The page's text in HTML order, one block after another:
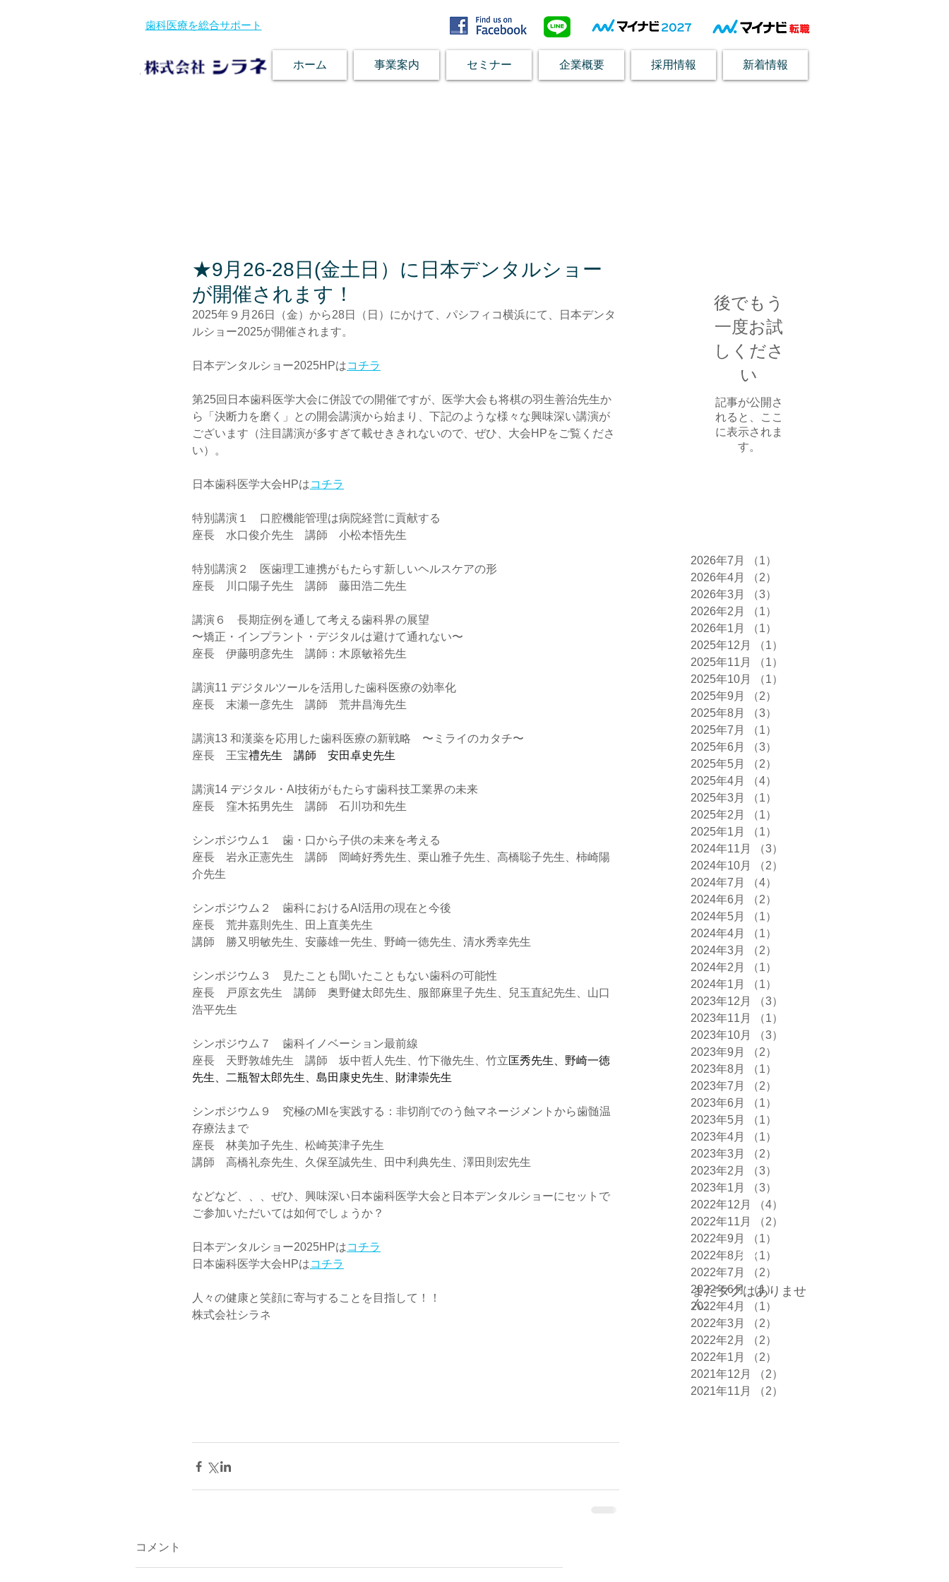
歯科医療を総合サポート
ホーム 事業案内 セミナー 企業概要 採用情報 新着情報
★9月26-28日(金土日）に日本デンタルショー
が開催されます！
2025年９月26日（金）から28日（日）にかけて、パシフィコ横浜にて、日本デンタ
ルショー2025が開催されます。
日本デンタルショー2025HPはコチラ
第25回日本歯科医学大会に併設での開催ですが、医学大会も将棋の羽生善治先生か
ら「決断力を磨く」との開会講演から始まり、下記のような様々な興味深い講演が
ございます（注目講演が多すぎて載せききれないので、ぜひ、大会HPをご覧くださ
い）。
日本歯科医学大会HPはコチラ
特別講演１　口腔機能管理は病院経営に貢献する
座長　水口俊介先生　講師　小松本悟先生
特別講演２　医歯理工連携がもたらす新しいヘルスケアの形
座長　川口陽子先生　講師　藤田浩二先生
講演６　長期症例を通して考える歯科界の展望
〜矯正・インプラント・デジタルは避けて通れない〜
座長　伊藤明彦先生　講師：木原敏裕先生
講演11 デジタルツールを活用した歯科医療の効率化
座長　末瀬一彦先生　講師　荒井昌海先生
講演13 和漢薬を応用した歯科医療の新戦略　〜ミライのカタチ〜
座長　王宝禮先生　講師　安田卓史先生
講演14 デジタル・AI技術がもたらす歯科技工業界の未来
座長　窪木拓男先生　講師　石川功和先生
シンポジウム１　歯・口から子供の未来を考える
座長　岩永正憲先生　講師　岡崎好秀先生、栗山雅子先生、高橋聡子先生、柿崎陽
介先生
シンポジウム２　歯科におけるAI活用の現在と今後
座長　荒井嘉則先生、田上直美先生
講師　勝又明敏先生、安藤雄一先生、野崎一徳先生、清水秀幸先生
シンポジウム３　見たことも聞いたこともない歯科の可能性
座長　戸原玄先生　講師　奥野健太郎先生、服部麻里子先生、兒玉直紀先生、山口
浩平先生
シンポジウム７　歯科イノベーション最前線
座長　天野敦雄先生　講師　坂中哲人先生、竹下徹先生、竹立匡秀先生、野崎一徳
先生、二瓶智太郎先生、島田康史先生、財津崇先生
シンポジウム９　究極のMIを実践する：非切削でのう蝕マネージメントから歯髄温
存療法まで
座長　林美加子先生、松崎英津子先生
講師　高橋礼奈先生、久保至誠先生、田中利典先生、澤田則宏先生
などなど、、、ぜひ、興味深い日本歯科医学大会と日本デンタルショーにセットで
ご参加いただいては如何でしょうか？
日本デンタルショー2025HPはコチラ
日本歯科医学大会HPはコチラ
人々の健康と笑顔に寄与することを目指して！！
株式会社シラネ
コメント
後でもう
一度お試
しくださ
い
記事が公開さ
れると、ここ
に表示されま
す。
2026年7月 （1）
2026年4月
（2）
2026年3月
（3）
2026年2月
（1）
2026年1月
（1）
2025年12月
（1）
2025年11月
（1）
2025年10月
（1）
2025年9月
（2）
2025年8月
（3）
2025年7月
（1）
2025年6月
（3）
2025年5月
（2）
2025年4月
（4）
2025年3月
（1）
2025年2月
（1）
2025年1月
（1）
2024年11月
（3）
2024年10月
（2）
2024年7月
（4）
2024年6月
（2）
2024年5月
（1）
2024年4月
（1）
2024年3月
（2）
2024年2月
（1）
2024年1月
（1）
2023年12月
（3）
2023年11月
（1）
2023年10月
（3）
2023年9月
（2）
2023年8月
（1）
2023年7月
（2）
2023年6月
（1）
2023年5月
（1）
2023年4月
（1）
2023年3月
（2）
2023年2月
（3）
2023年1月
（3）
2022年12月
（4）
2022年11月
（2）
2022年9月
（1）
2022年8月
（1）
2022年7月
（2）
2022年6月 （1）1件の記事
2022年4月
（1）
2022年3月
（2）
2022年2月
（2）
2022年1月
（2）
2021年12月
（2）
2021年11月
（2）
タグ
まだタグはありませ
ん。